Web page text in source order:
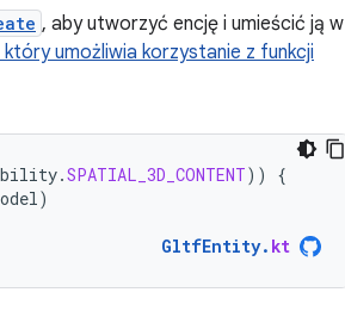
, aby utworzyć encję i umieścić ją w
umożliwia korzystanie z funkcji
.SPATIAL_3D_CONTENT))
{
)
GltfEntity. kt